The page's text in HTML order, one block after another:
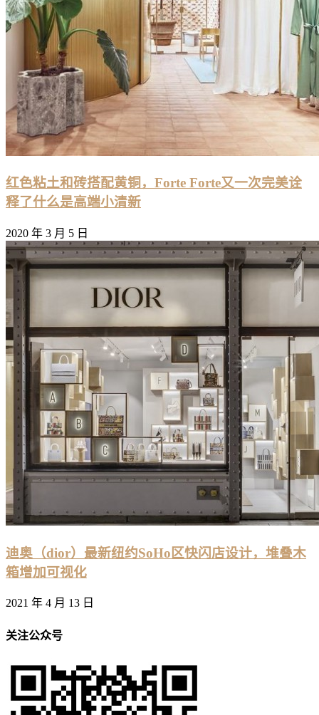
红色粘土和砖搭配黄铜，Forte Forte又一次完美诠
释了什么是高端小清新
2020 年 3 月 5 日
迪奥（dior）最新纽约SoHo区快闪店设计，堆叠木
箱增加可视化
2021 年 4 月 13 日
关注公众号